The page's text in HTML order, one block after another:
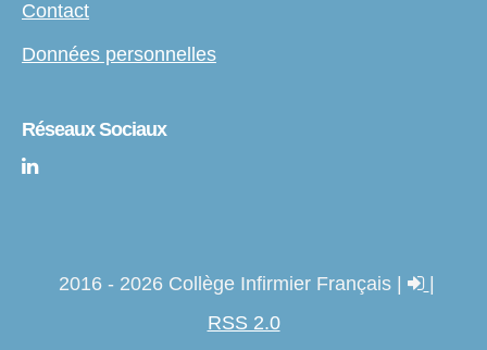
Contact
Données personnelles
Réseaux Sociaux
2016 - 2026 Collège Infirmier Français |
RSS 2.0